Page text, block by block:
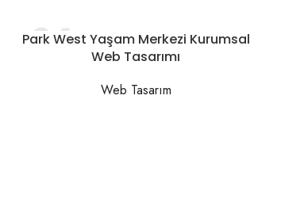
Park West Yaşam Merkezi Kurumsal
Web Tasarımı
Web Tasarım